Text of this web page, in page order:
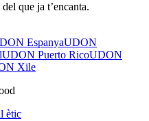
que ja t’encanta.
EspanyaUDON
UDON Puerto RicoUDON
Xile
ètic